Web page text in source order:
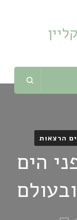
הרצאות
הים